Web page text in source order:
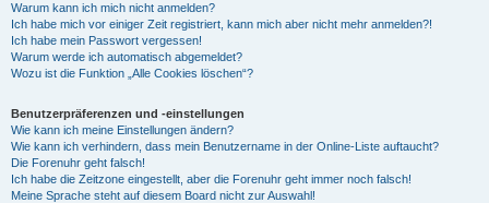
Warum kann ich mich nicht anmelden?
Ich habe mich vor einiger Zeit registriert, kann mich aber nicht mehr anmelden?!
Ich habe mein Passwort vergessen!
Warum werde ich automatisch abgemeldet?
Wozu ist die Funktion „Alle Cookies löschen“?
Benutzerpräferenzen und -einstellungen
Wie kann ich meine Einstellungen ändern?
Wie kann ich verhindern, dass mein Benutzername in der Online-Liste auftaucht?
Die Forenuhr geht falsch!
Ich habe die Zeitzone eingestellt, aber die Forenuhr geht immer noch falsch!
Meine Sprache steht auf diesem Board nicht zur Auswahl!